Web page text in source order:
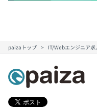
ひとりひとりが頭を
ームをつくっていきま
【社内イベント】
「活発的なコミュニケ
ち、頻繁にイベント開
社員同士がスキルや知
paizaトップ IT/Webエンジニア求